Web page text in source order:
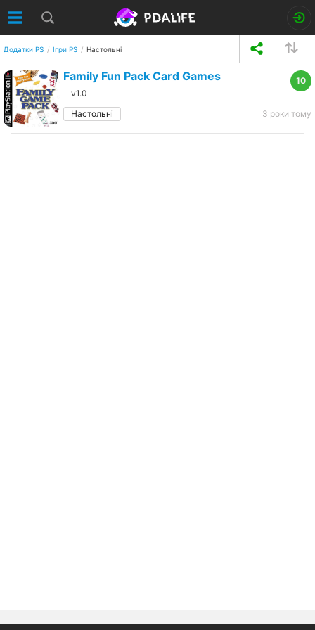
Додатки PS Ігри PS Настольні
10
Family Fun Pack Card Games
v1.0
Настольні
3 роки тому